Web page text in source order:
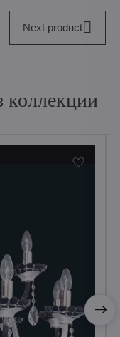
Next product
коллекции